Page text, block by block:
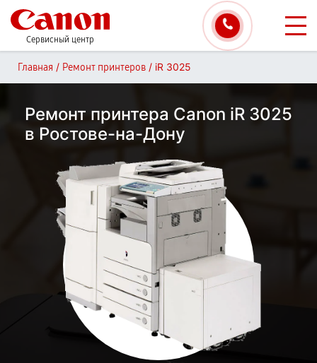
Сервисный центр
Главная / Ремонт принтеров / iR 3025
Ремонт принтера Canon iR 3025
в Ростове-на-Дону